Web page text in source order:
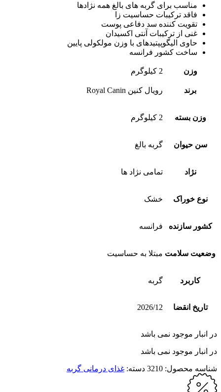
مناسب برای گربه های بالغ همه نژادها
فاقد ترکیبات حساسیت زا
تقویت کننده سد دفاعی پوست
غنی از ترکیبات آنتی اکسیدان
حاوی الیگوپپتیدهای با وزن مولکولی پایین
ساخت کشور فرانسه
وزن 2 کیلوگرم
برند رویال کنین Royal Canin
وزن بسته 2 کیلوگرم
سن حیوان گربه بالغ
نژاد تمامی نژاد ها
نوع خوراک خشک
کشور سازنده فرانسه
وضعیت سلامت مبتلا به حساسیت
کاربرد گربه
تاریخ انقضا 2026/12
در انبار موجود نمی باشد
در انبار موجود نمی باشد
شناسه محصول: 3210 دسته: غذای درمانی گربه